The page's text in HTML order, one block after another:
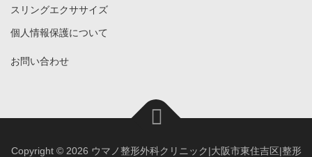
スリングエクササイズ
個人情報保護について
お問い合わせ
Copyright © 2026 ウマノ整形外科クリニック|大阪市東住吉区|整形